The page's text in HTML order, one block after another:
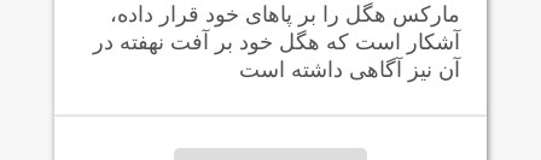
مارکس هگل را بر پاهای خود قرار داده،
آشکار است که هگل خود بر آفت نهفته در
آن نيز آگاهی داشته است